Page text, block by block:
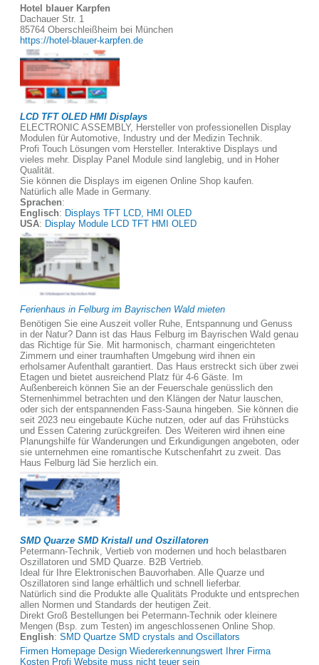
Hotel blauer Karpfen
Dachauer Str. 1
85764 Oberschleißheim bei München
https://hotel-blauer-karpfen.de
LCD TFT OLED HMI Displays
ELECTRONIC ASSEMBLY, Hersteller von professionellen Display
Modulen für Automotive, Industry und der Medizin Technik.
Profi Touch Lösungen vom Hersteller. Interaktive Displays und
vieles mehr. Display Panel Module sind langlebig, und in Hoher
Qualität.
Sie können die Displays im eigenen Online Shop kaufen.
Natürlich alle Made in Germany.
Sprachen:
Englisch: Displays TFT LCD, HMI OLED
USA: Display Module LCD TFT HMI OLED
Ferienhaus in Felburg im Bayrischen Wald mieten
Benötigen Sie eine Auszeit voller Ruhe, Entspannung und Genuss
in der Natur? Dann ist das Haus Felburg im Bayrischen Wald genau
das Richtige für Sie. Mit harmonisch, charmant eingerichteten
Zimmern und einer traumhaften Umgebung wird ihnen ein
erholsamer Aufenthalt garantiert. Das Haus erstreckt sich über zwei
Etagen und bietet ausreichend Platz für 4-6 Gäste. Im
Außenbereich können Sie an der Feuerschale genüsslich den
Sternenhimmel betrachten und den Klängen der Natur lauschen,
oder sich der entspannenden Fass-Sauna hingeben. Sie können die
seit 2023 neu eingebaute Küche nutzen, oder auf das Frühstücks
und Essen Catering zurückgreifen. Des Weiteren wird ihnen eine
Planungshilfe für Wanderungen und Erkundigungen angeboten, oder
sie unternehmen eine romantische Kutschenfahrt zu zweit. Das
Haus Felburg läd Sie herzlich ein.
SMD Quarze SMD Kristall und Oszillatoren
Petermann-Technik, Vertieb von modernen und hoch belastbaren
Oszillatoren und SMD Quarze. B2B Vertrieb.
Ideal für Ihre Elektronischen Bauvorhaben. Alle Quarze und
Oszillatoren sind lange erhältlich und schnell lieferbar.
Natürlich sind die Produkte alle Qualitäts Produkte und entsprechen
allen Normen und Standards der heutigen Zeit.
Direkt Groß Bestellungen bei Petermann-Technik oder kleinere
Mengen (Bsp. zum Testen) im angeschlossenen Online Shop.
English: SMD Quartze SMD crystals and Oscillators
Firmen Homepage Design Wiedererkennungswert Ihrer Firma
Kosten Profi Website muss nicht teuer sein